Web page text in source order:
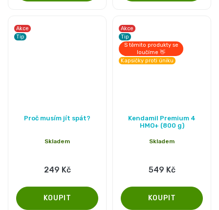
Akce
Tip
Proč musím jít spát?
Skladem
249 Kč
Akce
Tip
S těmito produkty se
loučíme 👋
Kapsičky proti úniku
Kendamil Premium 4
HMO+ (800 g)
Skladem
549 Kč